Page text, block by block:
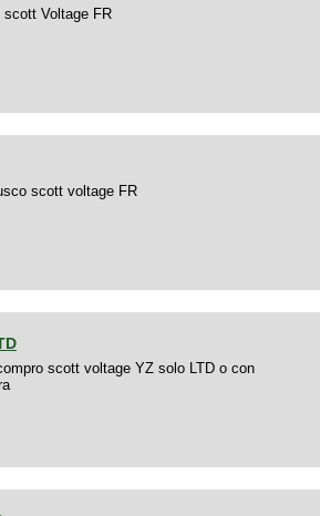
scott Voltage FR
scott voltage FR
scott voltage YZ solo LTD o con